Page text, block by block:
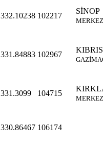
332.10238 102217
SİNOP
MERKEZ
331.84883 102967
KIBRIS
331.3099 104715
MERKEZ
330.86467 106174